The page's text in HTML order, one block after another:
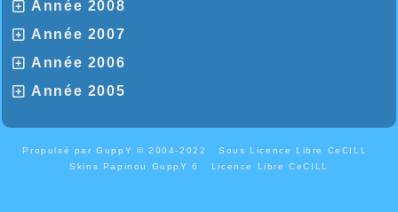
Année 2008
Année 2007
Année 2006
Année 2005
Propulsé par GuppY © 2004-2022
Sous Licence Libre CeCILL
Skins Papinou GuppY 6
Licence Libre CeCILL